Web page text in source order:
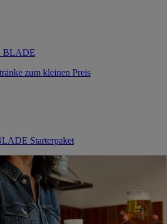
BLADE
zum kleinen Preis
Starterpaket